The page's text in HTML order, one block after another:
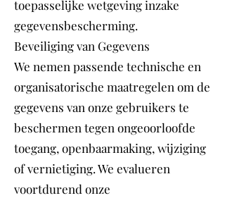
toepasselijke wetgeving inzake
gegevensbescherming.
Beveiliging van Gegevens
We nemen passende technische en
organisatorische maatregelen om de
gegevens van onze gebruikers te
beschermen tegen ongeoorloofde
toegang, openbaarmaking, wijziging
of vernietiging. We evalueren
voortdurend onze